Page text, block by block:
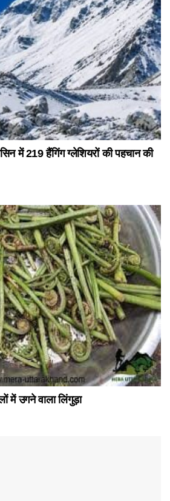
में 219 हैंगिंग ग्लेशियरों की पहचान की
में उगने वाला लिंगुड़ा